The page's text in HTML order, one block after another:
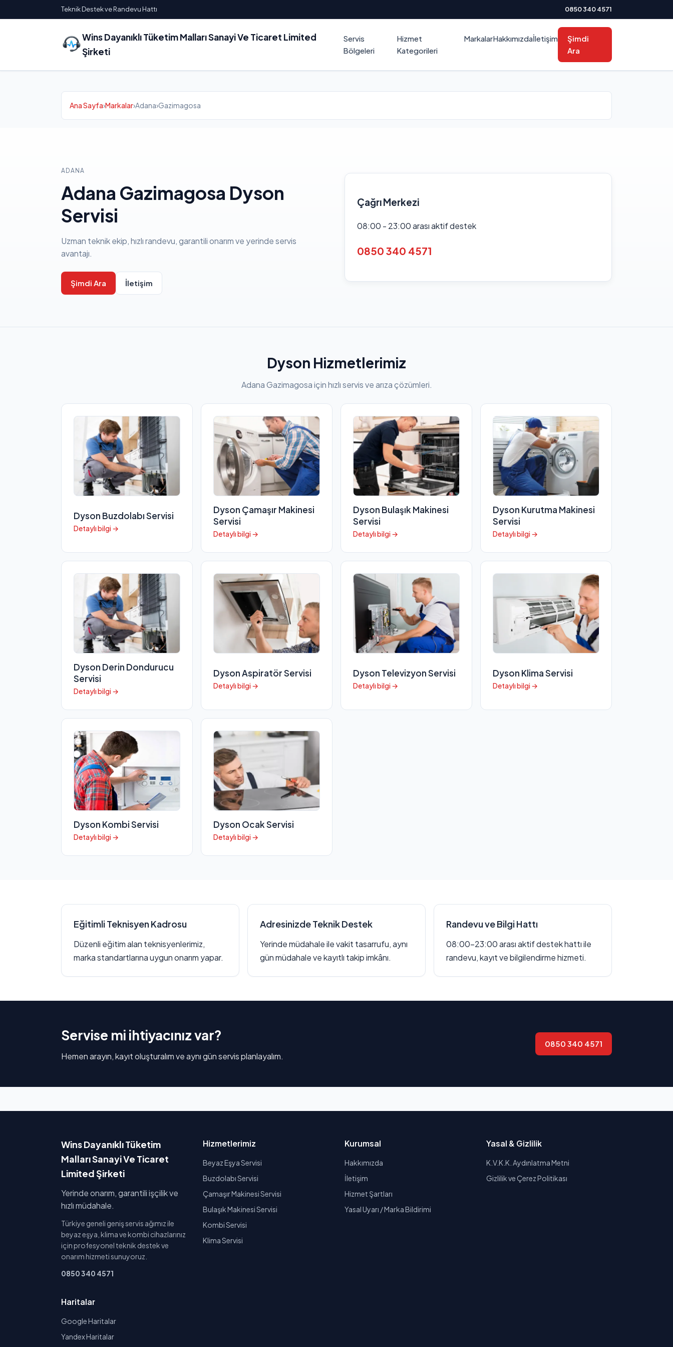
Teknik Destek ve Randevu Hattı 0850 340 4571
Wins Dayanıklı Tüketim Malları Sanayi Ve Ticaret Limited
Şirketi
Servis
Bölgeleri
Hizmet
Kategorileri
MarkalarHakkımızdaİletişim
Şimdi
Ara
Ana Sayfa›Markalar›Adana›Gazimagosa
ADANA
Adana Gazimagosa Dyson
Servisi
Uzman teknik ekip, hızlı randevu, garantili onarım ve yerinde servis
avantajı.
Şimdi Ara İletişim
Çağrı Merkezi
08:00 - 23:00 arası aktif destek
0850 340 4571
Dyson Hizmetlerimiz
Adana Gazimagosa için hızlı servis ve arıza çözümleri.
Dyson Buzdolabı Servisi
Detaylı bilgi →
Dyson Çamaşır Makinesi
Servisi
Detaylı bilgi →
Dyson Bulaşık Makinesi
Servisi
Detaylı bilgi →
Dyson Kurutma Makinesi
Servisi
Detaylı bilgi →
Dyson Derin Dondurucu
Servisi
Detaylı bilgi →
Dyson Aspiratör Servisi
Detaylı bilgi →
Dyson Televizyon Servisi
Detaylı bilgi →
Dyson Klima Servisi
Detaylı bilgi →
Dyson Kombi Servisi
Detaylı bilgi →
Dyson Ocak Servisi
Detaylı bilgi →
Eğitimli Teknisyen Kadrosu
Düzenli eğitim alan teknisyenlerimiz,
marka standartlarına uygun onarım yapar.
Adresinizde Teknik Destek
Yerinde müdahale ile vakit tasarrufu, aynı
gün müdahale ve kayıtlı takip imkânı.
Randevu ve Bilgi Hattı
08:00–23:00 arası aktif destek hattı ile
randevu, kayıt ve bilgilendirme hizmeti.
Servise mi ihtiyacınız var?
Hemen arayın, kayıt oluşturalım ve aynı gün servis planlayalım.
0850 340 4571
Wins Dayanıklı Tüketim
Malları Sanayi Ve Ticaret
Limited Şirketi
Yerinde onarım, garantili işçilik ve
hızlı müdahale.
Türkiye geneli geniş servis ağımız ile
beyaz eşya, klima ve kombi cihazlarınız
için profesyonel teknik destek ve
onarım hizmeti sunuyoruz.
0850 340 4571
Hizmetlerimiz
Beyaz Eşya Servisi
Buzdolabı Servisi
Çamaşır Makinesi Servisi
Bulaşık Makinesi Servisi
Kombi Servisi
Klima Servisi
Kurumsal
Hakkımızda
İletişim
Hizmet Şartları
Yasal Uyarı / Marka Bildirimi
Yasal & Gizlilik
K.V.K.K. Aydınlatma Metni
Gizlilik ve Çerez Politikası
Haritalar
Google Haritalar
Yandex Haritalar